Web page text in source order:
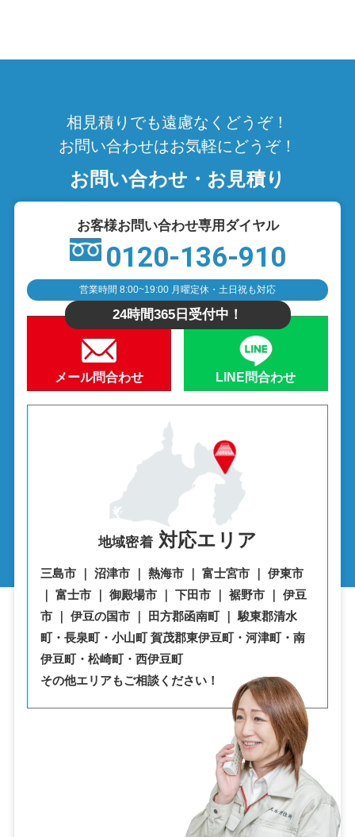
相見積りでも遠慮なくどうぞ！
お問い合わせはお気軽にどうぞ！
お問い合わせ・お見積り
お客様お問い合わせ専用ダイヤル
0120-136-910
営業時間 8:00~19:00 月曜定休・土日祝も対応
24時間365日受付中！
メール問合わせ LINE問合わせ
地域密着対応エリア
三島市 ｜ 沼津市 ｜ 熱海市 ｜ 富士宮市 ｜ 伊東市
｜ 富士市 ｜ 御殿場市 ｜ 下田市 ｜ 裾野市 ｜ 伊豆
市 ｜ 伊豆の国市 ｜ 田方郡函南町 ｜ 駿東郡清水
町・⾧泉町・小山町 賀茂郡東伊豆町・河津町・南
伊豆町・松崎町・西伊豆町
その他エリアもご相談ください！